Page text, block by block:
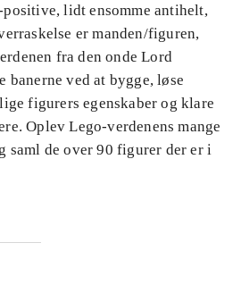
lidt ensomme antihelt,
er manden/figuren,
fra den onde Lord
banerne ved at bygge, løse
figurers egenskaber og klare
Oplev Lego-verdenens mange
saml de over 90 figurer der er i